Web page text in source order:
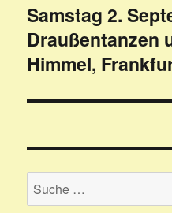
Nächster
Beitrag:
Samstag 2.
Draußentanzen
Himmel,
Suche
nach: